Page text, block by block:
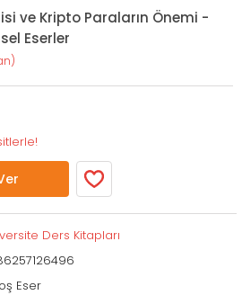
ve Kripto Paraların Önemi -
Eserler
Ders Kitapları
Eser